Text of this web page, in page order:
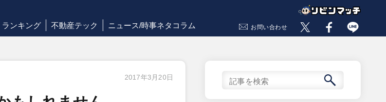
ランキング 不動産テック ニュース/時事ネタコラム お問い合わせ
2017年3月20日